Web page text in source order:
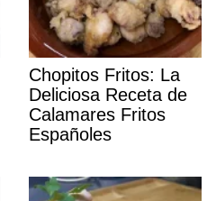
Chopitos Fritos: La
Deliciosa Receta de
Calamares Fritos
Españoles